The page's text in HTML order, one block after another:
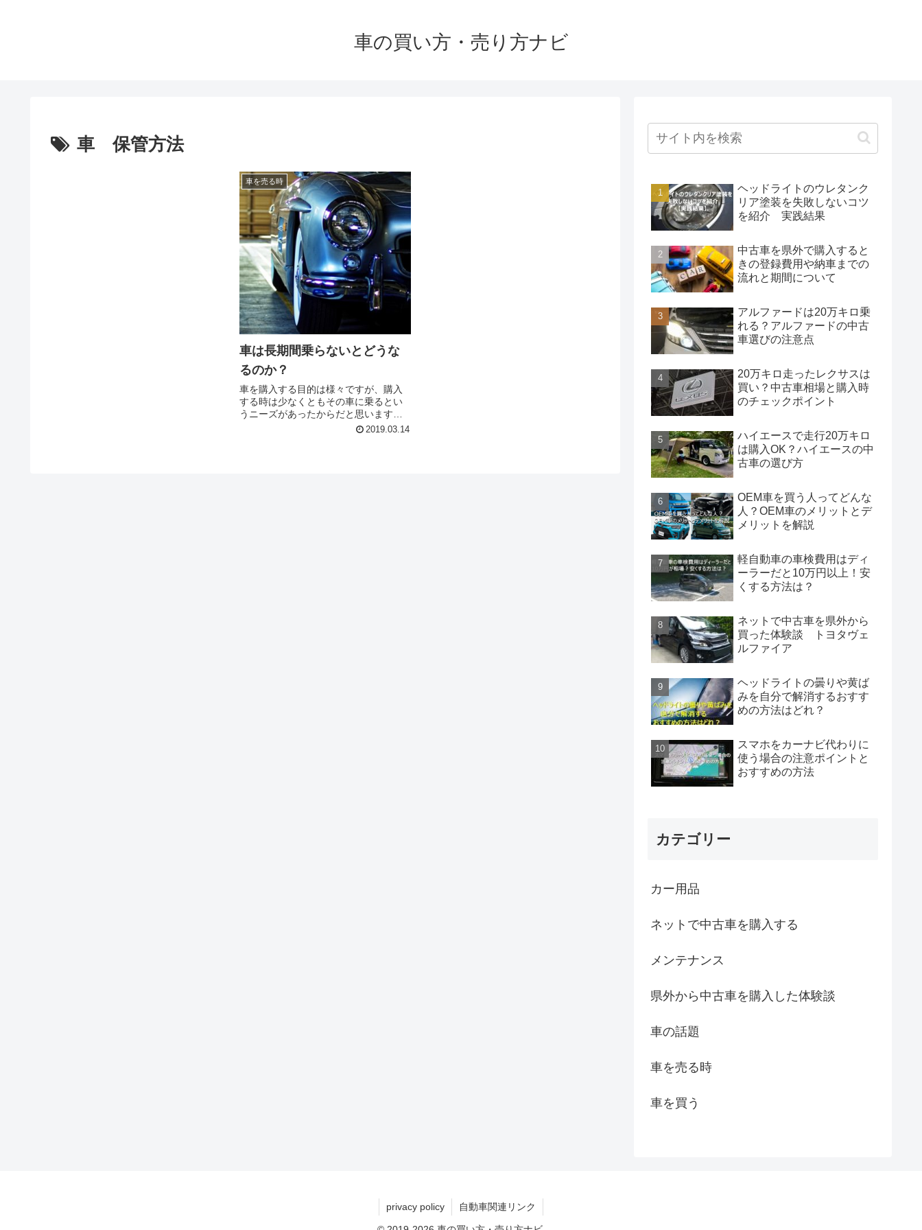
車の買い方・売り方ナビ
車 保管方法
車を売る時
車は長期間乗らないとどうな
るのか？
車を購入する目的は様々ですが、購入
する時は少なくともその車に乗るとい
うニーズがあったからだと思います。
もちろんフェラーリや古い車で名車と
2019.03.14
ヘッドライトのウレタンク
リア塗装を失敗しないコツ
を紹介 実践結果
中古車を県外で購入すると
きの登録費用や納車までの
流れと期間について
アルファードは20万キロ乗
れる？アルファードの中古
車選びの注意点
20万キロ走ったレクサスは
買い？中古車相場と購入時
のチェックポイント
ハイエースで走行20万キロ
は購入OK？ハイエースの中
古車の選び方
OEM車を買う人ってどんな
人？OEM車のメリットとデ
メリットを解説
軽自動車の車検費用はディ
ーラーだと10万円以上！安
くする方法は？
ネットで中古車を県外から
買った体験談 トヨタヴェ
ルファイア
ヘッドライトの曇りや黄ば
みを自分で解消するおすす
めの方法はどれ？
スマホをカーナビ代わりに
使う場合の注意ポイントと
おすすめの方法
カテゴリー
カー用品
ネットで中古車を購入する
メンテナンス
県外から中古車を購入した体験談
車の話題
車を売る時
車を買う
privacy policy 自動車関連リンク